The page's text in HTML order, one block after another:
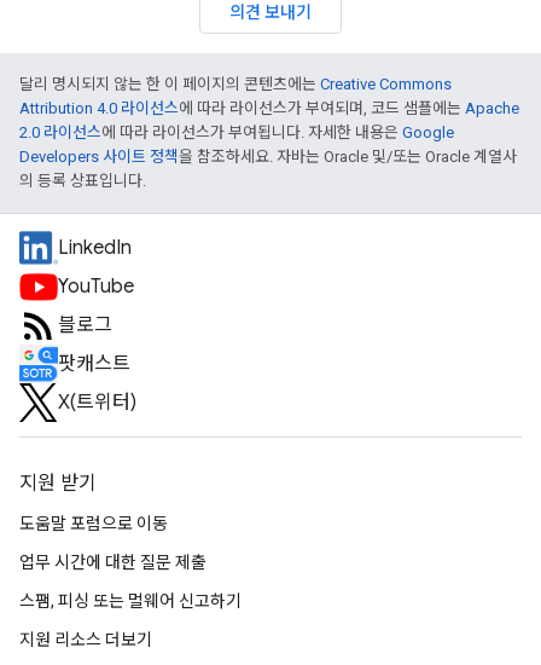
의견 보내기
달리 명시되지 않는 한 이 페이지의 콘텐츠에는 Creative Commons
Attribution 4.0 라이선스에 따라 라이선스가 부여되며, 코드 샘플에는 Apache
2.0 라이선스에 따라 라이선스가 부여됩니다. 자세한 내용은 Google
Developers 사이트 정책을 참조하세요. 자바는 Oracle 및/또는 Oracle 계열사
의 등록 상표입니다.
LinkedIn
YouTube
블로그
팟캐스트
X(트위터)
지원 받기
도움말 포럼으로 이동
업무 시간에 대한 질문 제출
스팸, 피싱 또는 멀웨어 신고하기
지원 리소스 더보기